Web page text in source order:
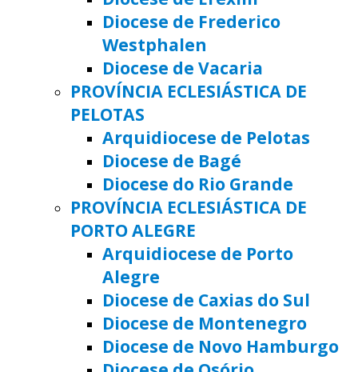
Diocese de Frederico
Westphalen
Diocese de Vacaria
PROVÍNCIA ECLESIÁSTICA DE
PELOTAS
Arquidiocese de Pelotas
Diocese de Bagé
Diocese do Rio Grande
PROVÍNCIA ECLESIÁSTICA DE
PORTO ALEGRE
Arquidiocese de Porto
Alegre
Diocese de Caxias do Sul
Diocese de Montenegro
Diocese de Novo Hamburgo